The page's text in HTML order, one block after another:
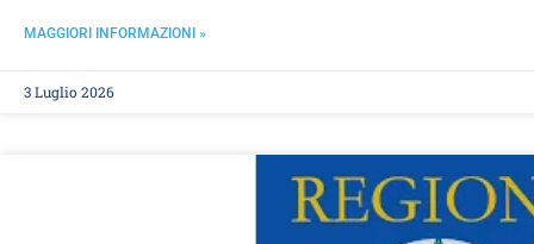
MAGGIORI INFORMAZIONI »
3 Luglio 2026